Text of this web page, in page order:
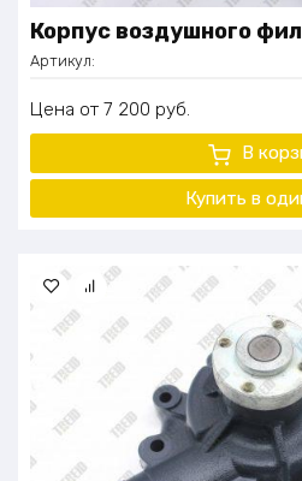
Корпус воздушного
Артикул:
Цена 7 200 руб.
В
Купить в